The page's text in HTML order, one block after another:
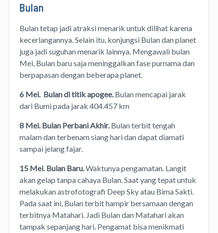
Bulan
Bulan tetap jadi atraksi menarik untuk dilihat karena
kecerlangannya. Selain itu, konjungsi Bulan dan planet
juga jadi suguhan menarik lainnya. Mengawali bulan
Mei, Bulan baru saja meninggalkan fase purnama dan
berpapasan dengan beberapa planet.
6 Mei. Bulan di titik apogee.Bulan mencapai jarak
dari Bumi pada jarak 404.457 km
8 Mei. Bulan Perbani Akhir.Bulan terbit tengah
malam dan terbenam siang hari dan dapat diamati
sampai jelang fajar.
15 Mei. Bulan Baru.Waktunya pengamatan. Langit
akan gelap tanpa cahaya Bulan. Saat yang tepat untuk
melakukan astrofotografi Deep Sky atau Bima Sakti.
Pada saat ini, Bulan terbit hampir bersamaan dengan
terbitnya Matahari. Jadi Bulan dan Matahari akan
tampak sepanjang hari. Pengamat bisa menikmati